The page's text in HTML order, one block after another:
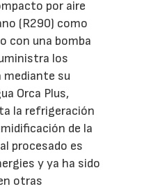
por aire
(R290) como
con una bomba
los
su
Orca Plus,
la refrigeración
de la
procesado es
y ya ha sido
otras